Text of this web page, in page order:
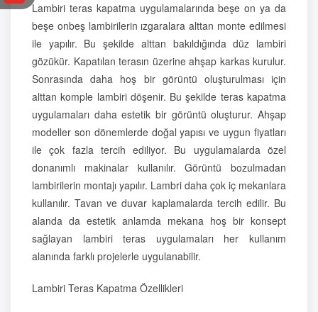
Lambiri teras kapatma uygulamalarında beşe on ya da
beşe onbeş lambirilerin ızgaralara alttan monte edilmesi
ile yapılır. Bu şekilde alttan bakıldığında düz lambiri
gözükür. Kapatılan terasın üzerine ahşap karkas kurulur.
Sonrasında daha hoş bir görüntü oluşturulması için
alttan komple lambiri döşenir. Bu şekilde teras kapatma
uygulamaları daha estetik bir görüntü oluşturur. Ahşap
modeller son dönemlerde doğal yapısı ve uygun fiyatları
ile çok fazla tercih ediliyor. Bu uygulamalarda özel
donanımlı makinalar kullanılır. Görüntü bozulmadan
lambirilerin montajı yapılır. Lambri daha çok iç mekanlara
kullanılır. Tavan ve duvar kaplamalarda tercih edilir. Bu
alanda da estetik anlamda mekana hoş bir konsept
sağlayan lambiri teras uygulamaları her kullanım
alanında farklı projelerle uygulanabilir.
Lambiri Teras Kapatma Özellikleri